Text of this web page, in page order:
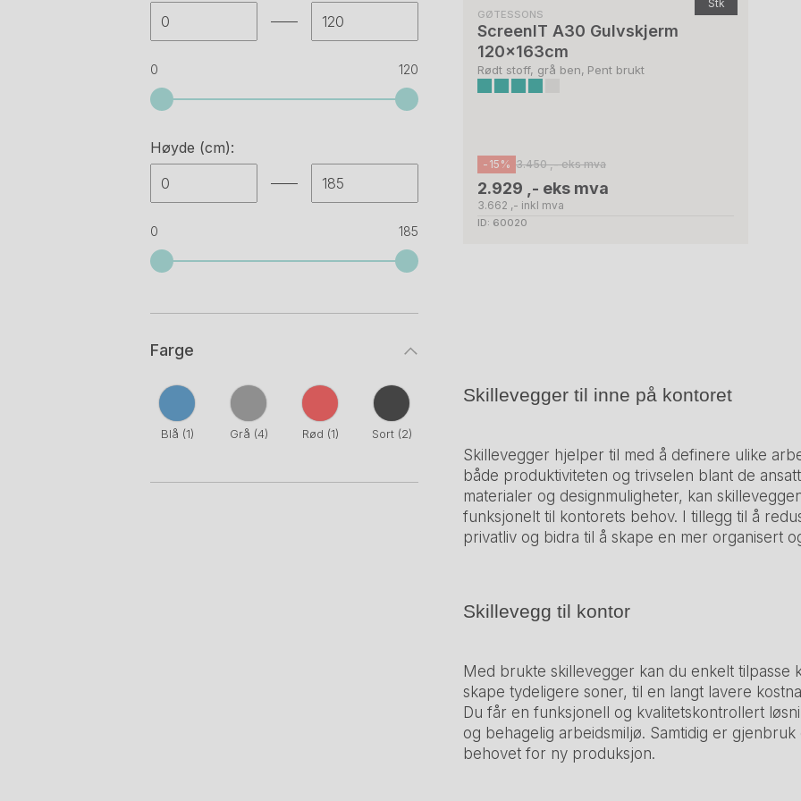
0 120
Høyde (cm):
0 185
Farge
Blå (1) Grå (4) Rød (1) Sort (2)
Stk
GØTESSONS
ScreenIT A30 Gulvskjerm
120x163cm
Rødt stoff, grå ben, Pent brukt
-15% 3.450 ,- eks mva
2.929 ,- eks mva
3.662 ,- inkl mva
ID: 60020
Skillevegger til inne på kontoret
Skillevegger hjelper til med å definere ulike
både produktiviteten og trivselen blant de
materialer og designmuligheter, kan
funksjonelt til kontorets behov. I tillegg til å
privatliv og bidra til å skape en mer organisert
Skillevegg til kontor
Med brukte skillevegger kan du enkelt tilpasse
skape tydeligere soner, til en langt lavere
Du får en funksjonell og kvalitetskontrollert
og behagelig arbeidsmiljø. Samtidig er
behovet for ny produksjon.